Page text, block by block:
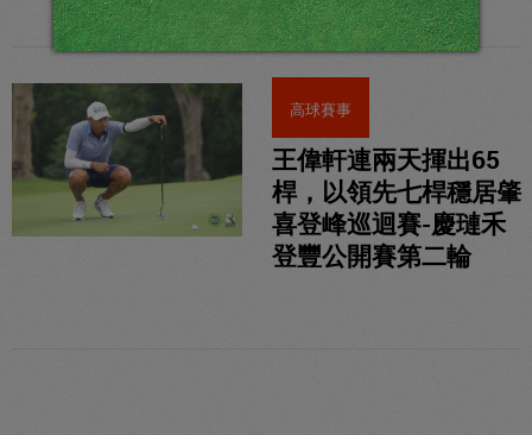
高球賽事
王偉軒連兩天揮出65
桿，以領先七桿穩居肇
喜登峰巡迴賽-慶璉禾
登豐公開賽第二輪